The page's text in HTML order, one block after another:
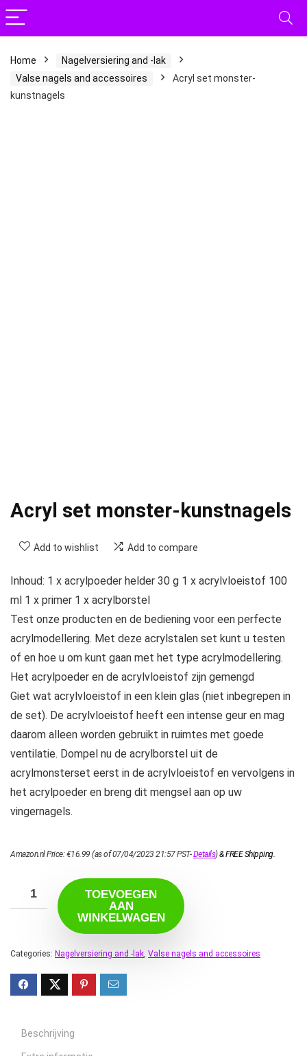
Home
Nagelversiering and -lak
Valse nagels and accessoires
Acryl set monster-
kunstnagels
Acryl set monster-kunstnagels
Add to wishlist Add to compare
Inhoud: 1 x acrylpoeder helder 30 g 1 x acrylvloeistof 100
ml 1 x primer 1 x acrylborstel
Test onze producten en de bediening voor een perfecte
acrylmodellering. Met deze acrylstalen set kunt u testen
of en hoe u om kunt gaan met het type acrylmodellering.
Het acrylpoeder en de acrylvloeistof zijn gemengd
Giet wat acrylvloeistof in een klein glas (niet inbegrepen in
de set). De acrylvloeistof heeft een intense geur en mag
daarom alleen worden gebruikt in ruimtes met goede
ventilatie. Dompel nu de acrylborstel uit de
acrylmonsterset eerst in de acrylvloeistof en vervolgens in
het acrylpoeder en breng dit mengsel aan op uw
vingernagels.
Amazon.nl Price:€16.99 (as of 07/04/2023 21:57 PST-Details)&FREE Shipping.
TOEVOEGEN
AAN
WINKELWAGEN
Categories: Nagelversiering and -lak, Valse nagels and accessoires
Beschrijving